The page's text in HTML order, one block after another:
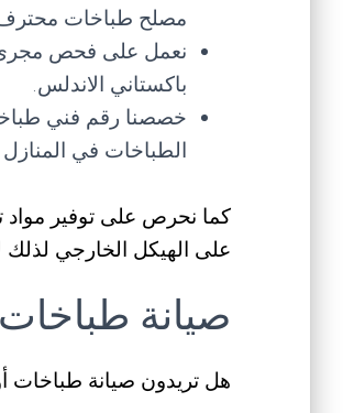
مصلح طباخات
نعمل على فحص مجرى
باكستاني الاندلس.
خصصنا رقم فني
الطباخات في
كما نحرص على توفير مواد
على الهيكل الخارجي لذلك
صيانة طباخات
هل تريدون صيانة طباخات